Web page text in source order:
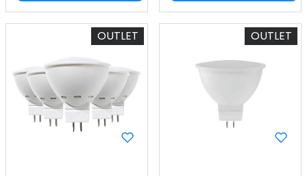
OUTLET OUTLET